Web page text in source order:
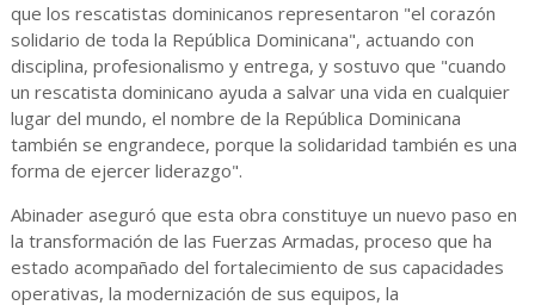
que los rescatistas dominicanos representaron "el corazón
solidario de toda la República Dominicana", actuando con
disciplina, profesionalismo y entrega, y sostuvo que "cuando
un rescatista dominicano ayuda a salvar una vida en cualquier
lugar del mundo, el nombre de la República Dominicana
también se engrandece, porque la solidaridad también es una
forma de ejercer liderazgo".
Abinader aseguró que esta obra constituye un nuevo paso en
la transformación de las Fuerzas Armadas, proceso que ha
estado acompañado del fortalecimiento de sus capacidades
operativas, la modernización de sus equipos, la